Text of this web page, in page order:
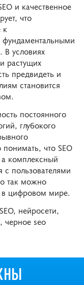
и качественное
что
к
фундаментальными
условиях
растущих
предвидеть и
становится
постоянного
глубокого
что SEO
а комплексный
пользователями
так можно
в цифровом мире.
нейросети,
черное seo